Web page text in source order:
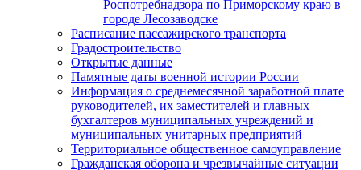
Роспотребнадзора по Приморскому краю в
городе Лесозаводске
Расписание пассажирского транспорта
Градостроительство
Открытые данные
Памятные даты военной истории России
Информация о среднемесячной заработной плате
руководителей, их заместителей и главных
бухгалтеров муниципальных учреждений и
муниципальных унитарных предприятий
Территориальное общественное самоуправление
Гражданская оборона и чрезвычайные ситуации